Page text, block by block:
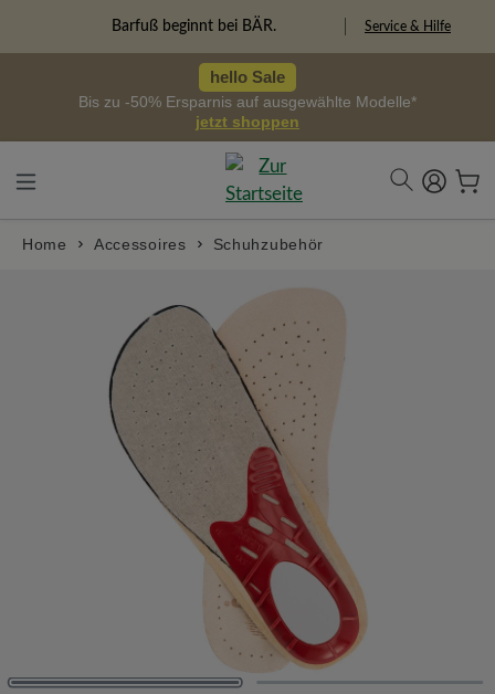
Barfuß beginnt bei BÄR. Service & Hilfe
hello Sale
Bis zu -50% Ersparnis auf ausgewählte Modelle*
jetzt shoppen
Home Accessoires Schuhzubehör